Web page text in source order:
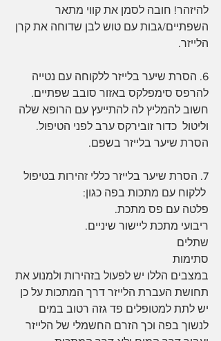
להיזהר! חובה לסמן את קווי מתאר
השפתיים/גבות עם טוש לבן שדוחה את קרן
הלייזר.
6. הסרת שיער בלייזר ללקוחה עם נטייה
להרפס סימפלקס באזור סובב שפתיים.
חשוב להמליץ לה להתייעץ עם הרופא שלה
וליטול  כדור זובירקס ערב לפני הטיפול.
הסרת שיער בלייזר בשפם.
7. הסרת שיער בלייזר כללי זהירות בטיפול
פלטה עם פס מתכת.
ריבועי מתכת ליישור שיניים.
שתלים
סתימות
במצבים הללו יש לפעול בזהירות ולמנוע את
תחושת העברת הלייזר דרך המתכות על כן
יש לתת למטופלים פד גזה רטוב במים
לנשוך בפה וכך הזרם החשמלי של הלייזר